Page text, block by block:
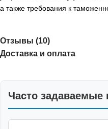
а также требования к
Отзывы (10)
Доставка и оплата
Часто задаваемые